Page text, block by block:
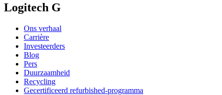
Logitech G
Ons verhaal
Carrière
Investeerders
Blog
Pers
Duurzaamheid
Recycling
Gecertificeerd refurbished-programma